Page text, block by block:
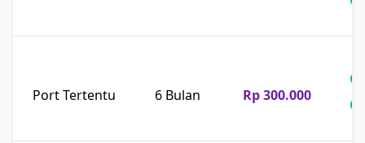
Port Tertentu 6 Bulan Rp 300.000